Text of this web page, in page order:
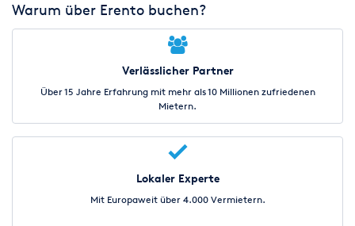
Warum über Erento buchen?
Verlässlicher Partner
Über 15 Jahre Erfahrung mit mehr als 10 Millionen zufriedenen
Mietern.
Lokaler Experte
Mit Europaweit über 4.000 Vermietern.